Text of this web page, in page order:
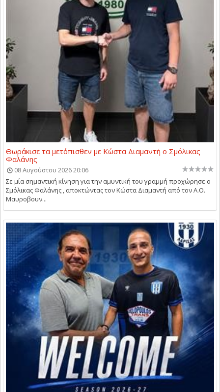
Θωράκισε τα μετόπισθεν με Κώστα Διαμαντή ο Σμόλικας
Φαλάνης
08 Αυγούστου 2026 20:06
Σε μία σημαντική κίνηση για την αμυντική του γραμμή προχώρησε ο
Σμόλικας Φαλάνης , αποκτώντας τον Κώστα Διαμαντή από τον Α.Ο.
Μαυροβουν...